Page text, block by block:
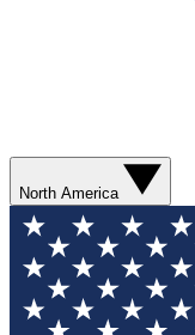
North America